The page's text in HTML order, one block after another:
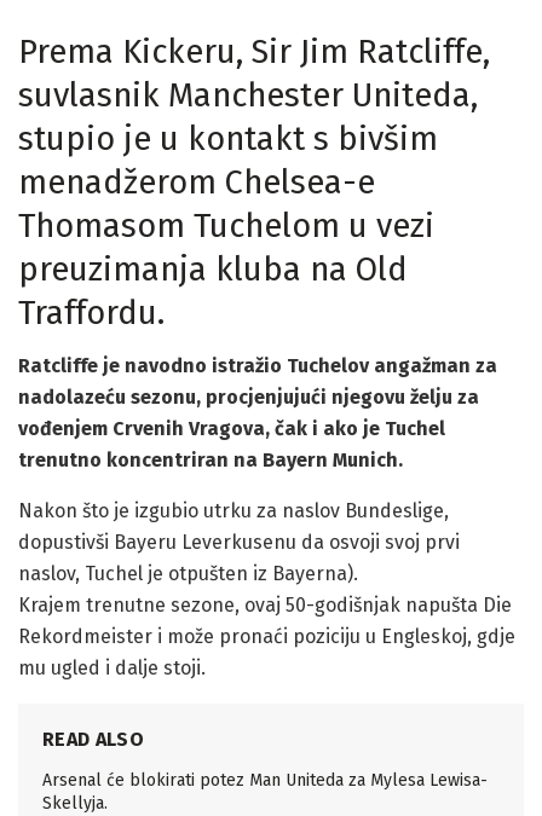
Prema Kickeru, Sir Jim Ratcliffe,
suvlasnik Manchester Uniteda,
stupio je u kontakt s bivšim
menadžerom Chelsea-e
Thomasom Tuchelom u vezi
preuzimanja kluba na Old
Traffordu.
Ratcliffe je navodno istražio Tuchelov angažman za
nadolazeću sezonu, procjenjujući njegovu želju za
vođenjem Crvenih Vragova, čak i ako je Tuchel
trenutno koncentriran na Bayern Munich.
Nakon što je izgubio utrku za naslov Bundeslige,
dopustivši Bayeru Leverkusenu da osvoji svoj prvi
naslov, Tuchel je otpušten iz Bayerna).
Krajem trenutne sezone, ovaj 50-godišnjak napušta Die
Rekordmeister i može pronaći poziciju u Engleskoj, gdje
mu ugled i dalje stoji.
READ ALSO
Arsenal će blokirati potez Man Uniteda za Mylesa Lewisa-
Skellyja.